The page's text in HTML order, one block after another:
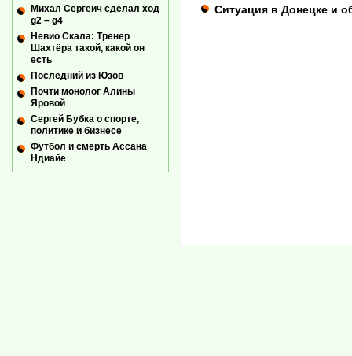
Ситуация в Донецке и
Михал Сергеич сделал ход
g2 – g4
Невио Скала: Тренер
Шахтёра такой, какой он
есть
Последний из Юзов
Почти монолог Алины
Яровой
Сергей Бубка о спорте,
политике и бизнесе
Футбол и смерть Ассана
Ндиайе